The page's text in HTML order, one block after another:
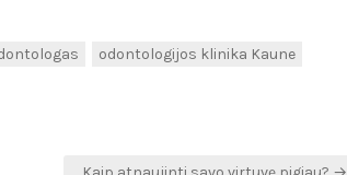
odontologijos klinika Kaune